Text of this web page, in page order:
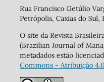
Rua Francisco Getúlio
Petrópolis, Caxias do Sul,
O site da Revista
(Brazilian Journal of
metadados estão
Commons - Atribuição